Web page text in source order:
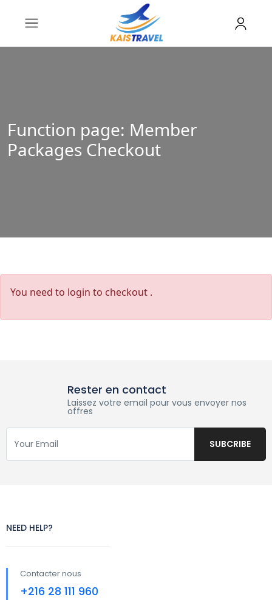
Function page: Member
Packages Checkout
You need to login to checkout .
Rester en contact
Laissez votre email pour vous envoyer nos
offres
NEED HELP?
Contacter nous
+216 28 111 960